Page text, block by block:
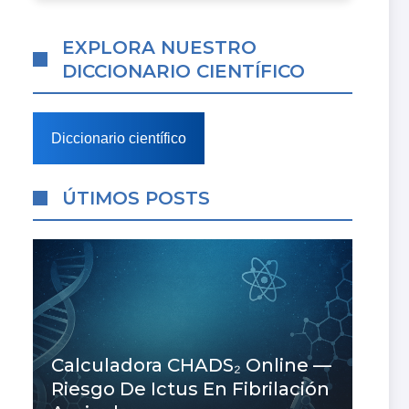
EXPLORA NUESTRO
DICCIONARIO CIENTÍFICO
Diccionario científico
ÚTIMOS POSTS
Calculadora CHADS₂ Online —
Riesgo De Ictus En Fibrilación